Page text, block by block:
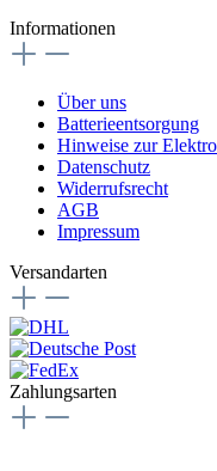
Informationen
Über uns
Batterieentsorgung
Hinweise zur
Datenschutz
Widerrufsrecht
AGB
Impressum
Versandarten
Zahlungsarten